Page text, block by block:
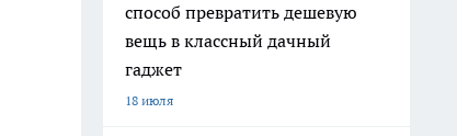
способ превратить дешевую
вещь в классный дачный
гаджет
18 июля